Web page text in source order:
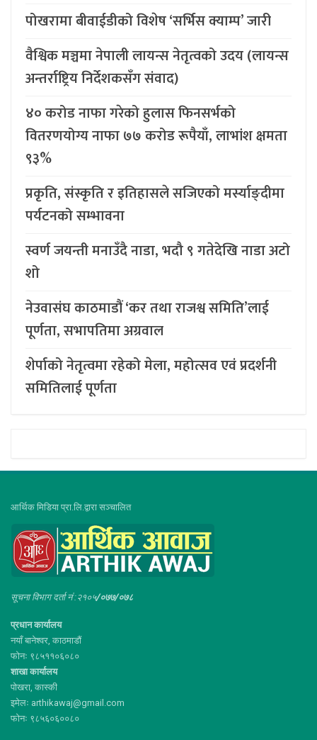
पोखरामा बीवाईडीको विशेष ‘सर्भिस क्याम्प’ जारी
वैश्विक मञ्चमा नेपाली लायन्स नेतृत्वको उदय (लायन्स
अन्तर्राष्ट्रिय निर्देशकसँग संवाद)
४० करोड नाफा गरेको हुलास फिनसर्भको
वितरणयोग्य नाफा ७७ करोड रूपैयाँ, लाभांश क्षमता
९३%
प्रकृति, संस्कृति र इतिहासले सजिएको मर्स्याङ्दीमा
पर्यटनको सम्भावना
स्वर्ण जयन्ती मनाउँदै नाडा, भदौ ९ गतेदेखि नाडा अटो
शो
नेउवासंघ काठमाडौं ‘कर तथा राजश्व समिति’लाई
पूर्णता, सभापतिमा अग्रवाल
शेर्पाको नेतृत्वमा रहेको मेला, महोत्सव एवं प्रदर्शनी
समितिलाई पूर्णता
आर्थिक मिडिया प्रा.लि.द्वारा सञ्चालित
सूचना विभाग दर्ता नं :२१०५/०७७/०७८
प्रधान कार्यालय
नयाँ बानेश्वर, काठमाडौं
फोनः ९८५११०६०८०
शाखा कार्यालय
पोखरा, कास्की
इमेलः arthikawaj@gmail.com
फोनः ९८५६०६००८०